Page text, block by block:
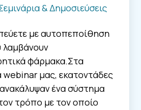
& Δημοσιεύσεις
με αυτοπεποίθηση
λαμβάνουν
φάρμακα.Στα
μας, εκατοντάδες
ένα σύστημα
τρόπο με τον οποίο